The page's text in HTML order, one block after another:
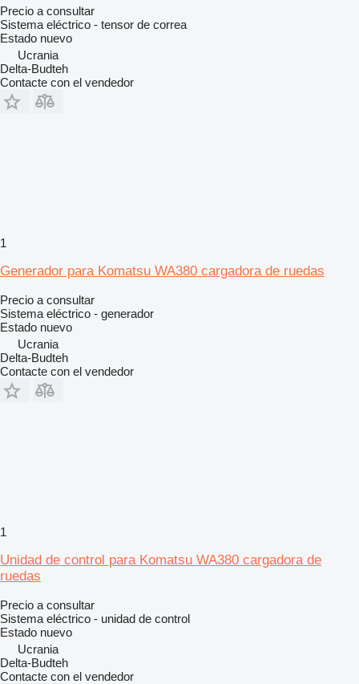
Precio a consultar
Sistema eléctrico - tensor de correa
Estado nuevo
Ucrania
Delta-Budteh
Contacte con el vendedor
1
Generador para Komatsu WA380 cargadora de ruedas
Precio a consultar
Sistema eléctrico - generador
Estado nuevo
Ucrania
Delta-Budteh
Contacte con el vendedor
1
Unidad de control para Komatsu WA380 cargadora de
ruedas
Precio a consultar
Sistema eléctrico - unidad de control
Estado nuevo
Ucrania
Delta-Budteh
Contacte con el vendedor